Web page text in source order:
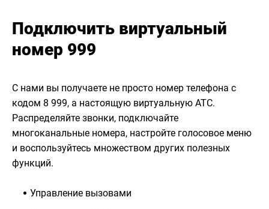
Подключить виртуальный
номер 999
С нами вы получаете не просто номер телефона с
кодом 8 999, а настоящую виртуальную АТС.
Распределяйте звонки, подключайте
многоканальные номера, настройте голосовое меню
и воспользуйтесь множеством других полезных
функций.
Управление вызовами